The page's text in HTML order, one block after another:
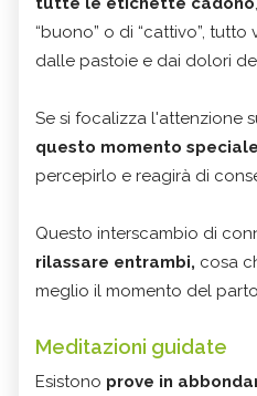
“buono” o di “cattivo”,
dalle pastoie e dai dolori
Se si focalizza l'attenzione
questo momento
percepirlo e reagirà di
Questo interscambio di
rilassare entrambi, cosa
meglio il momento del
Meditazioni guidate
Esistono prove in